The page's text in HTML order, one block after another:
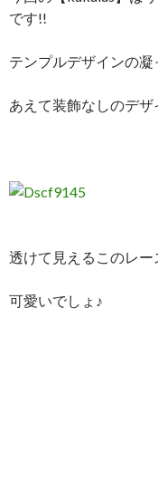
です!!
テンプルデザインの凝
あえて装飾なしのデザ
透けて見えるこのレー
可愛いでしょ♪